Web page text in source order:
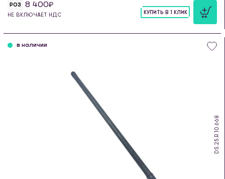
РОЗ 8 400
НЕ ВКЛЮЧАЕТ НДС
КУПИТЬ В 1 КЛИК
DS.25.R.10.668
в наличии